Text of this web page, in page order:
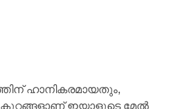
ഹാനികരമായതും,